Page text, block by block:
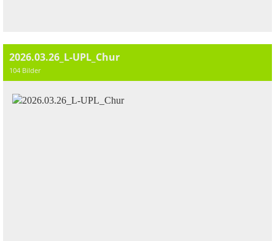
2026.03.26_L-UPL_Chur
104 Bilder